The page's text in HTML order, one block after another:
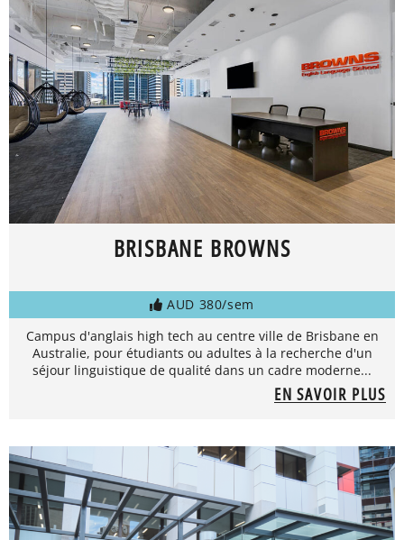
BRISBANE BROWNS
AUD 380/sem
Campus d'anglais high tech au centre ville de Brisbane en
Australie, pour étudiants ou adultes à la recherche d'un
séjour linguistique de qualité dans un cadre moderne...
EN SAVOIR PLUS